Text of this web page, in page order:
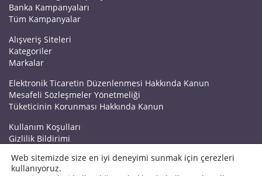
Banka Kampanyaları
Tüm Kampanyalar
Alışveriş Siteleri
Kategoriler
Markalar
Elektronik Ticaretin Düzenlenmesi Hakkında Kanun
Mesafeli Sözleşmeler Yönetmeliği
Tüketicinin Korunması Hakkında Kanun
Kullanım Koşulları
Gizlilik Bildirimi
Kuponrazzi Blog
Mağaza Ekle
Web sitemizde size en iyi deneyimi sunmak için çerezleri
kullanıyoruz.